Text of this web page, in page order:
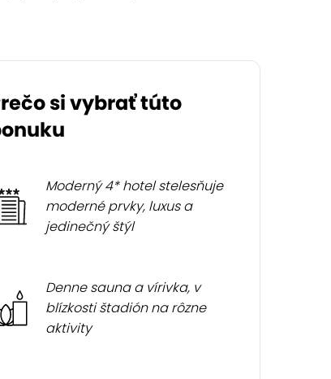
si vybrať túto
Moderný 4* hotel stelesňuje
moderné prvky, luxus a
jedinečný štýl
Denne sauna a vírivka, v
blízkosti štadión na rôzne
aktivity